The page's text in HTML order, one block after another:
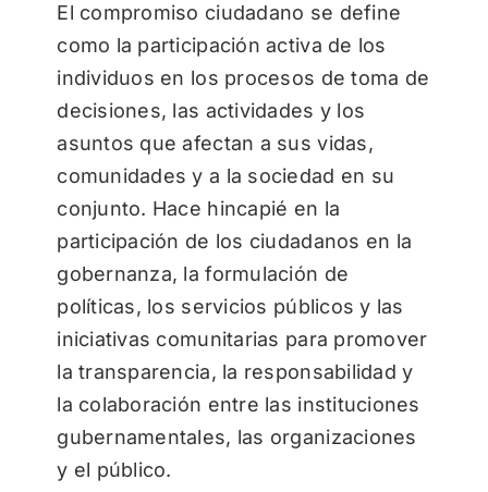
El compromiso ciudadano se define
como la participación activa de los
individuos en los procesos de toma de
decisiones, las actividades y los
asuntos que afectan a sus vidas,
comunidades y a la sociedad en su
conjunto. Hace hincapié en la
participación de los ciudadanos en la
gobernanza, la formulación de
políticas, los servicios públicos y las
iniciativas comunitarias para promover
la transparencia, la responsabilidad y
la colaboración entre las instituciones
gubernamentales, las organizaciones
y el público.